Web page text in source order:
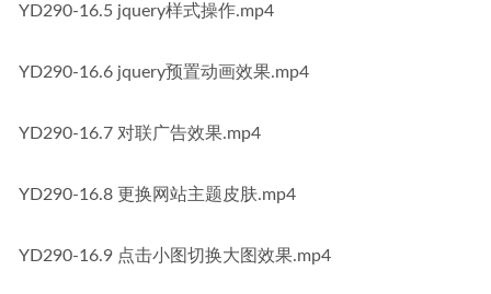
YD290-16.5 jquery样式操作.mp4
YD290-16.6 jquery预置动画效果.mp4
YD290-16.7 对联广告效果.mp4
YD290-16.8 更换网站主题皮肤.mp4
YD290-16.9 点击小图切换大图效果.mp4